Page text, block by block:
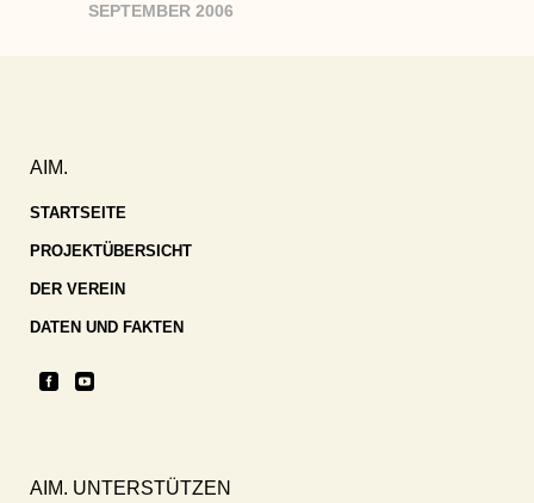
SEPTEMBER 2006
AIM.
STARTSEITE
PROJEKTÜBERSICHT
DER VEREIN
DATEN UND FAKTEN
AIM. UNTERSTÜTZEN